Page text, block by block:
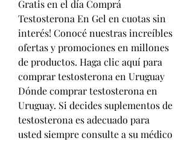
Gratis en el día Comprá
Testosterona En Gel en cuotas sin
interés! Conocé nuestras increíbles
ofertas y promociones en millones
de productos. Haga clic aquí para
comprar testosterona en Uruguay
Dónde comprar testosterona en
Uruguay. Si decides suplementos de
testosterona es adecuado para
usted siempre consulte a su médico